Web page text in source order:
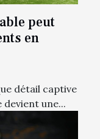
peut
en
détail captive
une...